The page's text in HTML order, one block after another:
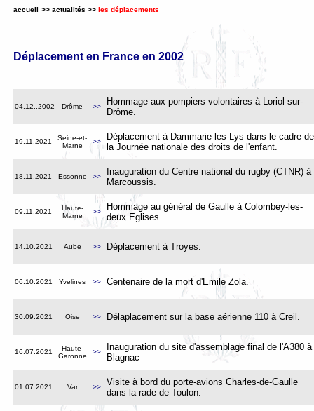
accueil >> actualités >> les déplacements
Déplacement en France en 2002
04.12..2002 Drôme >>
Hommage aux pompiers volontaires à Loriol-sur-
Drôme.
19.11.2021
Seine-et-
Marne
>>
Déplacement à Dammarie-les-Lys dans le cadre de
la Journée nationale des droits de l'enfant.
18.11.2021 Essonne >>
Inauguration du Centre national du rugby (CTNR) à
Marcoussis.
09.11.2021
Haute-
Marne
>>
Hommage au général de Gaulle à Colombey-les-
deux Eglises.
14.10.2021 Aube >> Déplacement à Troyes.
06.10.2021 Yvelines >> Centenaire de la mort d'Emile Zola.
30.09.2021 Oise >> Délaplacement sur la base aérienne 110 à Creil .
16.07.2021
Haute-
Garonne
>>
Inauguration du site d'assemblage final de l'A380 à
Blagnac
01.07.2021 Var >>
Visite à bord du porte-avions Charles-de-Gaulle
dans la rade de Toulon.